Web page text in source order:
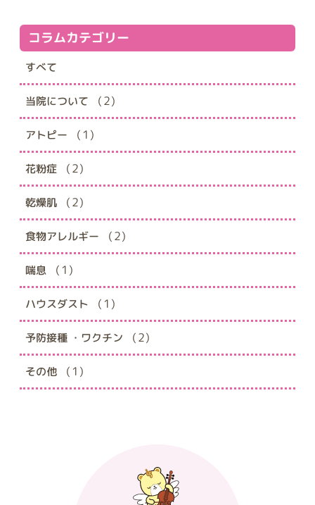
コラムカテゴリー
すべて
当院について (2)
アトピー (1)
花粉症 (2)
乾燥肌 (2)
食物アレルギー (2)
喘息 (1)
ハウスダスト (1)
予防接種 ・ワクチン (2)
その他 (1)